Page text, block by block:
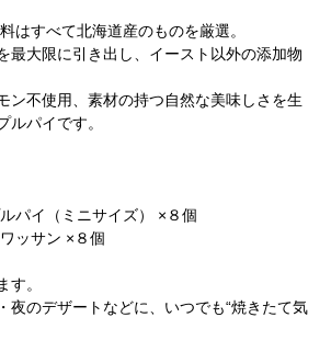
はすべて北海道産のものを厳選。
最大限に引き出し、イースト以外の添加物
ン不使用、素材の持つ自然な美味しさを生
ルパイです。
パイ（ミニサイズ） ×８個
ッサン ×８個
す。
夜のデザートなどに、いつでも“焼きたて気